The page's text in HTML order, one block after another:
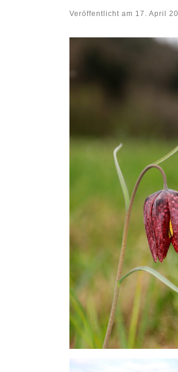
Veröffentlicht am 17. April